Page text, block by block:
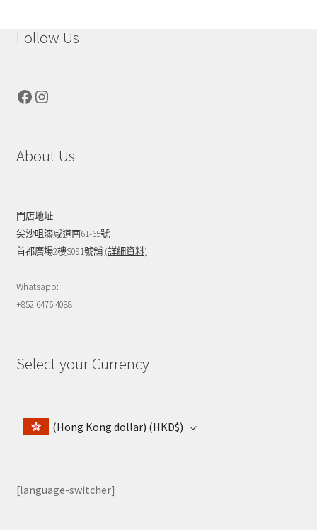
Follow Us
Facebook
Instagram
About Us
門店地址:
尖沙咀漆咸道南61-65號
首都廣場2樓S091號舖 (詳細資料)
Whatsapp:
+852 6476 4088
Select your Currency
(Hong Kong dollar) (HKD$)
[language-switcher]